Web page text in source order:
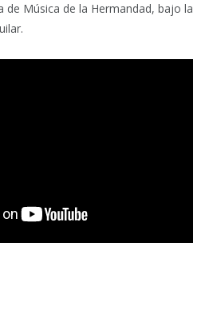
de Música de la Hermandad, bajo la